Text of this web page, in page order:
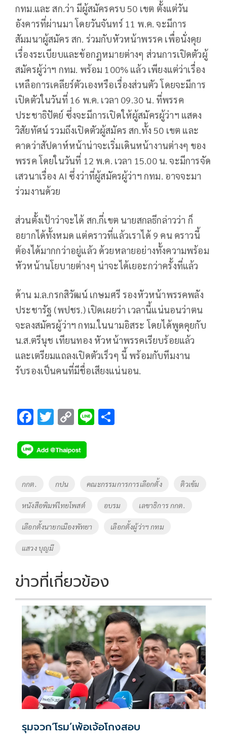
กทม.และ สก.ว่า มีผู้สมัครครบ 50 เขต ตั้งแต่วัน
อังคารที่ผ่านมา โดยวันจันทร์ 11 พ.ค. จะมีการ
สัมมนาผู้สมัคร สก. ร่วมกับหัวหน้าพรรค เพื่อนั่งคุย
เรื่องระเบียบและข้อกฎหมายต่างๆ ส่วนการเปิดตัวผู้
สมัครผู้ว่าฯ กทม. พร้อม 100% แล้ว เพียงแต่ว่าเรื่อง
เหลือการเคลียร์ตัวเองหรือเรื่องส่วนตัว โดยจะมีการ
เปิดตัวในวันที่ 16 พ.ค. เวลา 09.30 น. ที่พรรค
ประชาธิปัตย์ ซึ่งจะมีการเปิดให้ผู้สมัครผู้ว่าฯ แสดง
วิสัยทัศน์ รวมถึงเปิดตัวผู้สมัคร สก.ทั้ง 50 เขต และ
คาดว่าสัปดาห์หน้าน่าจะเริ่มเดินหน้างานต่างๆ ของ
พรรค โดยในวันที่ 12 พ.ค. เวลา 15.00 น. จะมีการจัด
เสวนาเรื่อง AI ซึ่งว่าที่ผู้สมัครผู้ว่าฯ กทม. อาจจะมา
ร่วมงานด้วย
ส่วนตั้งเป้าว่าจะได้ สก.กี่เขต นายสกลธีกล่าวว่า ก็
อยากได้ทั้งหมด แต่คราวที่แล้วเราได้ 9 คน คราวนี้
ต้องได้มากกว่าอยู่แล้ว ด้วยหลายอย่างทั้งความพร้อม
หัวหน้านโยบายต่างๆ น่าจะได้เยอะกว่าครั้งที่แล้ว
ด้าน ม.ล.กรกสิวัฒน์ เกษมศรี รองหัวหน้าพรรคพลัง
ประชารัฐ (พปชร.) เปิดเผยว่า เวลานี้แน่นอนว่าตน
จะลงสมัครผู้ว่าฯ กทม.ในนามอิสระ โดยได้พูดคุยกับ
น.ส.ตรีนุช เทียนทอง หัวหน้าพรรคเรียบร้อยแล้ว
และเตรียมแถลงเปิดตัวเร็วๆ นี้ พร้อมกับทีมงาน
รับรองเป็นคนที่มีชื่อเสียงแน่นอน.
F
e
b
o
o
k
T
tt
er
C
p
y
Li
n
k
Li
Tags
กกต. กปน คณะกรรมการการเลือกตั้ง ติวเข้ม
หนังสือพิมพ์ไทยโพสต์ อบรม เลขาธิการ กกต.
เลือกตั้งนายกเมืองพัทยา เลือกตั้งผู้ว่าฯ กทม
แสวง บุญมี
ข่าวที่เกี่ยวข้อง
รุมจวก‘โรม’เพ้อเจ้อโกงสอบ